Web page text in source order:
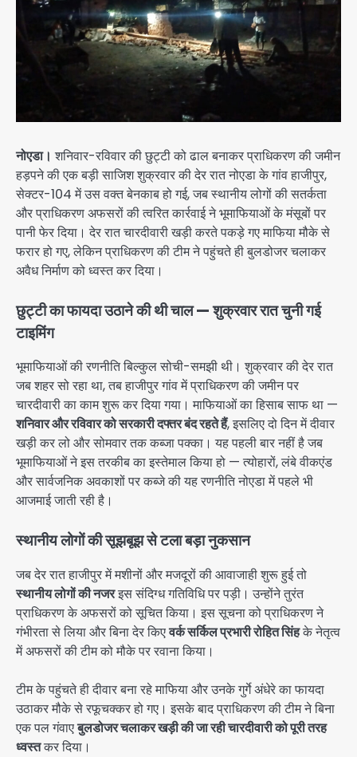
नोएडा। शनिवार-रविवार की छुट्टी को ढाल बनाकर प्राधिकरण की जमीन
हड़पने की एक बड़ी साजिश शुक्रवार की देर रात नोएडा के गांव हाजीपुर,
सेक्टर-104 में उस वक्त बेनकाब हो गई, जब स्थानीय लोगों की सतर्कता
और प्राधिकरण अफसरों की त्वरित कार्रवाई ने भूमाफियाओं के मंसूबों पर
पानी फेर दिया। देर रात चारदीवारी खड़ी करते पकड़े गए माफिया मौके से
फरार हो गए, लेकिन प्राधिकरण की टीम ने पहुंचते ही बुलडोजर चलाकर
अवैध निर्माण को ध्वस्त कर दिया।
छुट्टी का फायदा उठाने की थी चाल — शुक्रवार रात चुनी गई
टाइमिंग
भूमाफियाओं की रणनीति बिल्कुल सोची-समझी थी। शुक्रवार की देर रात
जब शहर सो रहा था, तब हाजीपुर गांव में प्राधिकरण की जमीन पर
चारदीवारी का काम शुरू कर दिया गया। माफियाओं का हिसाब साफ था —
शनिवार और रविवार को सरकारी दफ्तर बंद रहते हैं, इसलिए दो दिन में दीवार
खड़ी कर लो और सोमवार तक कब्जा पक्का। यह पहली बार नहीं है जब
भूमाफियाओं ने इस तरकीब का इस्तेमाल किया हो — त्योहारों, लंबे वीकएंड
और सार्वजनिक अवकाशों पर कब्जे की यह रणनीति नोएडा में पहले भी
आजमाई जाती रही है।
स्थानीय लोगों की सूझबूझ से टला बड़ा नुकसान
जब देर रात हाजीपुर में मशीनों और मजदूरों की आवाजाही शुरू हुई तो
स्थानीय लोगों की नजरइस संदिग्ध गतिविधि पर पड़ी। उन्होंने तुरंत
प्राधिकरण के अफसरों को सूचित किया। इस सूचना को प्राधिकरण ने
गंभीरता से लिया और बिना देर किएवर्क सर्किल प्रभारी रोहित सिंहके नेतृत्व
में अफसरों की टीम को मौके पर रवाना किया।
टीम के पहुंचते ही दीवार बना रहे माफिया और उनके गुर्गे अंधेरे का फायदा
उठाकर मौके से रफूचक्कर हो गए। इसके बाद प्राधिकरण की टीम ने बिना
एक पल गंवाएबुलडोजर चलाकर खड़ी की जा रही चारदीवारी को पूरी तरह
ध्वस्तकर दिया।